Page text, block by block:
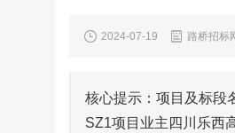
2024-07-19 路桥招标
核心提示：项目及标段
SZ1项目业主四川乐西